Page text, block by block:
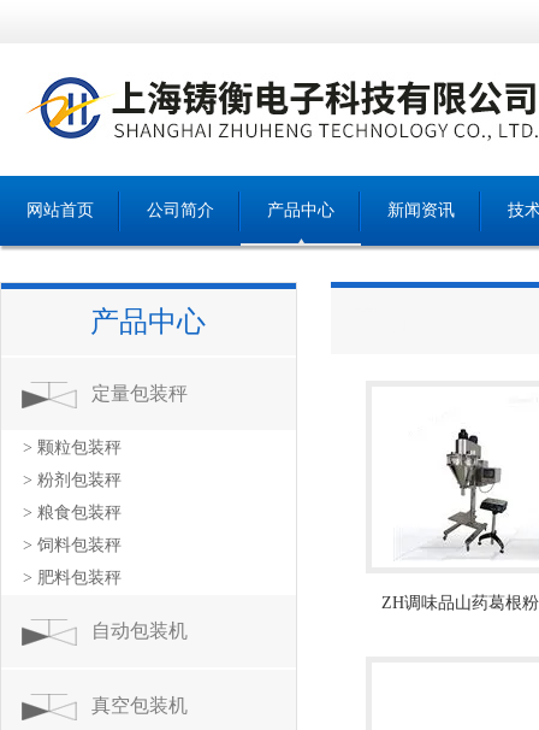
网站首页 公司简介 产品中心 新闻资讯 技
产品中心
定量包装秤
> 颗粒包装秤
> 粉剂包装秤
> 粮食包装秤
> 饲料包装秤
> 肥料包装秤
自动包装机
真空包装机
ZH调味品山药葛根